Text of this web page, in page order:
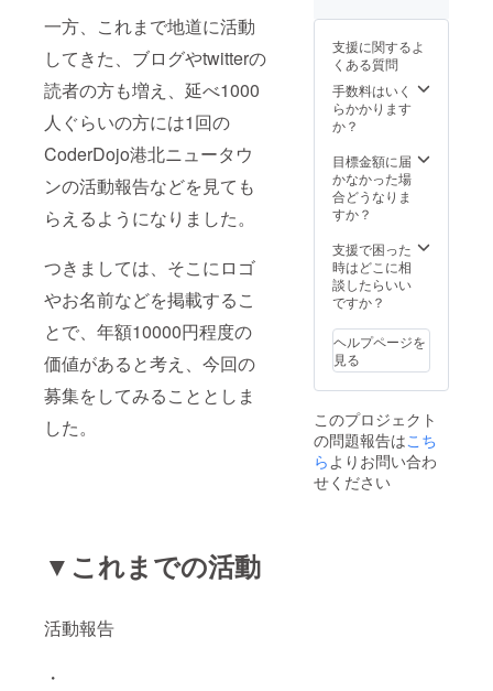
一方、これまで地道に活動
してきた、ブログやtwitterの
読者の方も増え、延べ1000
人ぐらいの方には1回の
CoderDojo港北ニュータウ
ンの活動報告などを見ても
らえるようになりました。
つきましては、そこにロゴ
やお名前などを掲載するこ
とで、年額10000円程度の
価値があると考え、今回の
募集をしてみることとしま
した。
▼これまでの活動
活動報告
・
す」
はXX
様） と
いった
一文を
追加し
文は同
程度の
文字数
でした
指定い
ただけ
ます。
支援に関するよ
くある質問
手数料はいく
らかかります
か？
目標金額に届
かなかった場
合どうなりま
すか？
支援で困った
時はどこに相
談したらいい
ですか？
ヘルプページを
見る
このプロジェクト
の問題報告はこち
ら よりお問い合わ
せください